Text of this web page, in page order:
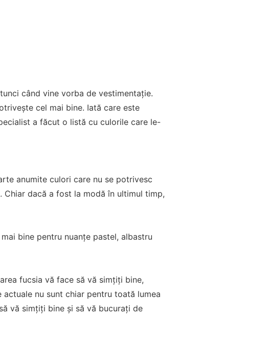
când vine vorba de vestimentație.
cel mai bine. Iată care este
a făcut o listă cu culorile care le-
anumite culori care nu se potrivesc
dacă a fost la modă în ultimul timp,
bine pentru nuanțe pastel, albastru
fucsia vă face să vă simțiți bine,
nu sunt chiar pentru toată lumea
vă simțiți bine și să vă bucurați de